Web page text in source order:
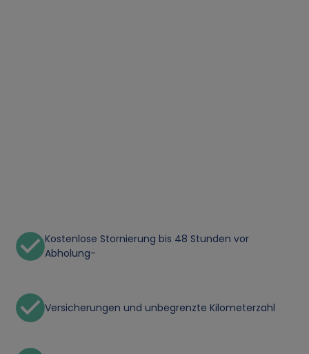
Kostenlose Stornierung bis 48 Stunden vor
Abholung-
Versicherungen und unbegrenzte Kilometerzahl